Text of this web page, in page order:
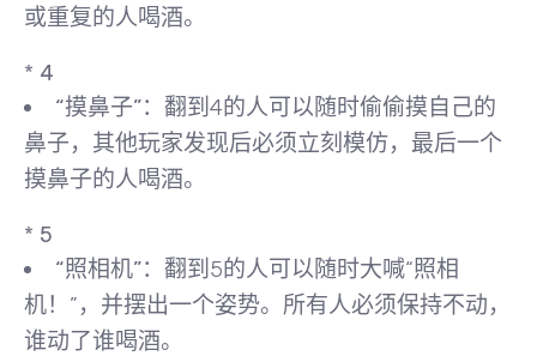
或重复的人喝酒。
* 4
“摸鼻子”：翻到4的人可以随时偷偷摸自己的
鼻子，其他玩家发现后必须立刻模仿，最后一个
摸鼻子的人喝酒。
* 5
“照相机”：翻到5的人可以随时大喊“照相
机！”，并摆出一个姿势。所有人必须保持不动，
谁动了谁喝酒。